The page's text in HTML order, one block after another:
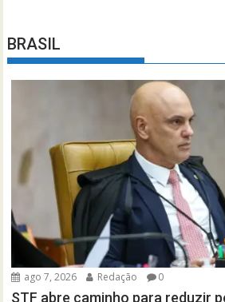
BRASIL
ago 7, 2026 Redação 0
STF abre caminho para reduzir